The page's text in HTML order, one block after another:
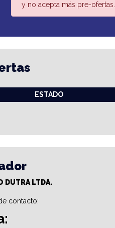
y no acepta más pre-ofertas.
ESTADO
DUTRA LTDA.
contacto: